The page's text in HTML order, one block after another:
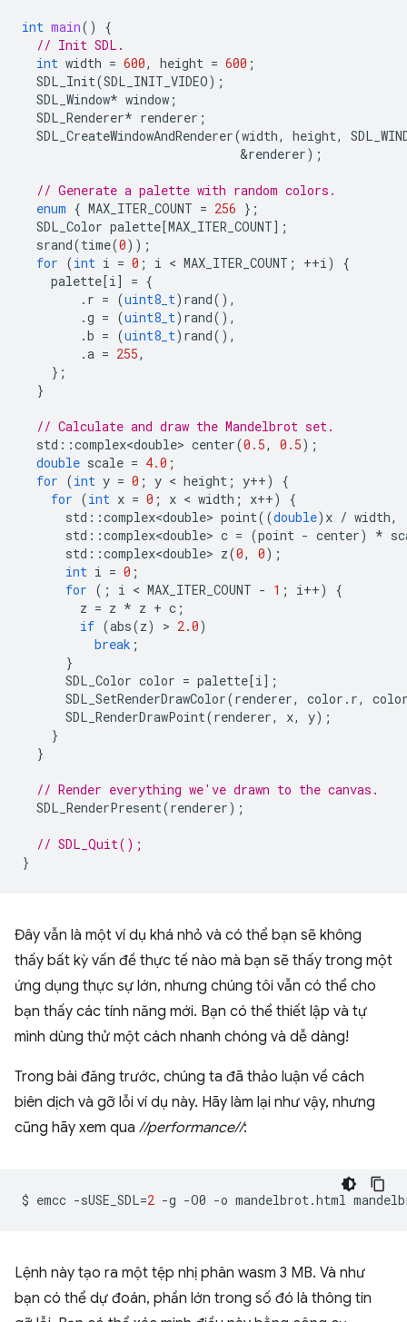
int main()
{
// Init SDL.
int width = 600, height = 600 ;
SDL_Init(SDL_INIT_VIDEO);
SDL_Window* window ;
SDL_Renderer* renderer ;
SDL_CreateWindowAndRenderer(width, height,
&renderer);
// Generate a palette with random colors.
enum { MAX_ITER_COUNT = 256 };
SDL_Color palette[MAX_ITER_COUNT];
srand(time(0));
for (int i = 0 ; i < MAX_ITER_COUNT ; ++i)
{
palette[i] = {
. r = (uint8_t) rand(),
.g = (uint8_t) rand(),
.b = (uint8_t) rand(),
.a = 255,
};
}
// Calculate and draw the Mandelbrot set.
std ::complex<double> center(0.5, 0.5);
double scale = 4.0 ;
for (int y = 0 ; y < height ; y++)
{
for (int x = 0 ; x < width ; x++)
{
std ::complex<double> point((double) x / width,
std ::complex<double> c = (point - center) *
std ::complex<double> z(0, 0);
int i = 0 ;
for (; i < MAX_ITER_COUNT - 1 ; i++)
{
z = z * z + c ;
if (abs(z) > 2.0)
break ;
}
SDL_Color color = palette[i];
SDL_SetRenderDrawColor(renderer, color . r,
SDL_RenderDrawPoint(renderer, x, y);
}
}
// Render everything we've drawn to the canvas.
SDL_RenderPresent(renderer);
// SDL_Quit();
}
Đây vẫn là một ví dụ khá nhỏ và có thể bạn sẽ không
thấy bất kỳ vấn đề thực tế nào mà bạn sẽ thấy trong một
ứng dụng thực sự lớn, nhưng chúng tôi vẫn có thể cho
bạn thấy các tính năng mới. Bạn có thể thiết lập và tự
mình dùng thử một cách nhanh chóng và dễ dàng!
Trong bài đăng trước, chúng ta đã thảo luận về cách
biên dịch và gỡ lỗi ví dụ này. Hãy làm lại như vậy, nhưng
cũng hãy xem qua //performance//:
$ emcc -sUSE_SDL=2 -g -O0 -o mandelbrot.html
Lệnh này tạo ra một tệp nhị phân wasm 3 MB. Và như
bạn có thể dự đoán, phần lớn trong số đó là thông tin